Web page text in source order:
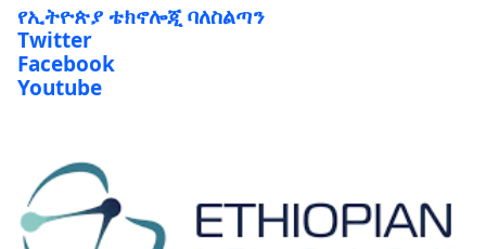
የኢትዮጵያ ቴክኖሎጂ ባለስልጣን
Twitter
Facebook
Youtube